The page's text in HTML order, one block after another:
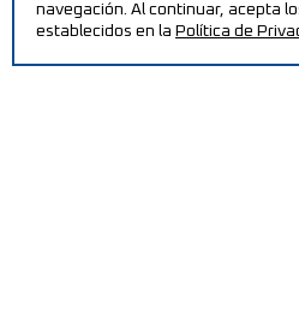
navegación. Al continuar, acepta
establecidos en la Política de